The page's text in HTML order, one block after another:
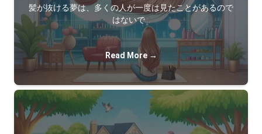
髪が抜ける夢は、多くの人が一度は見たことがあるので
はないで…
Read More →